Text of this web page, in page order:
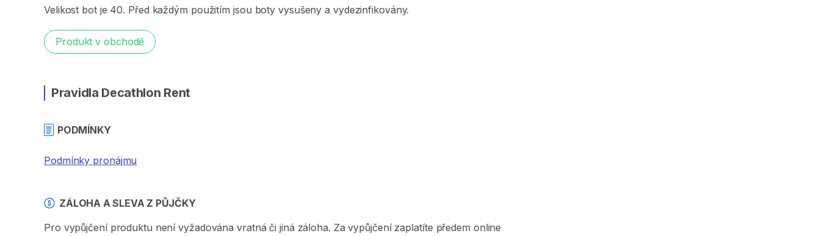
Velikost bot je 40. Před každým použitím jsou boty vysušeny a vydezinfikovány.
Produkt v obchodě
Pravidla Decathlon Rent
PODMÍNKY
Podmínky pronájmu
ZÁLOHA A SLEVA Z PŮJČKY
Pro vypůjčení produktu není vyžadována vratná či jiná záloha. Za vypůjčení zaplatíte předem online